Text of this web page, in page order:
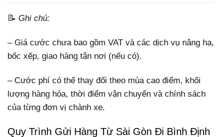
📝 Ghi chú:
– Giá cước chưa bao gồm VAT và các dịch vụ nâng hạ,
bốc xếp, giao hàng tận nơi (nếu có).
– Cước phí có thể thay đổi theo mùa cao điểm, khối
lượng hàng hóa, thời điểm vận chuyển và chính sách
của từng đơn vị chành xe.
Quy Trình Gửi Hàng Từ Sài Gòn Đi Bình Định